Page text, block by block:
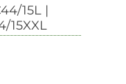
15L |
15XXL